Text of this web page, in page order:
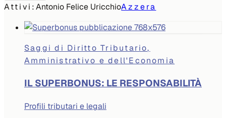
Attivi:Antonio Felice UricchioAzzera
Saggi di Diritto Tributario,
Amministrativo e dell'Economia
IL SUPERBONUS: LE RESPONSABILITÀ
Profili tributari e legali